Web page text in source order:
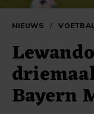
NIEUWS /
Bayern